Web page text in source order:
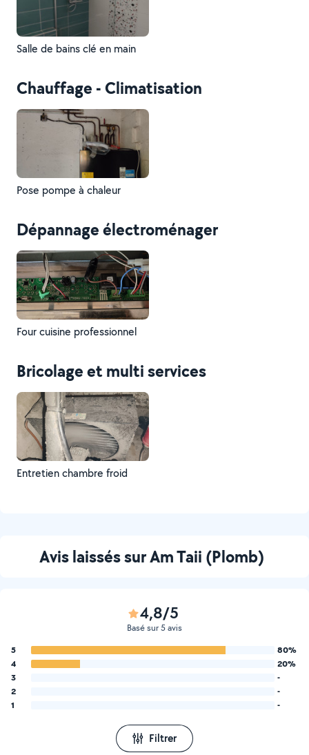
Salle de bains clé en main
Chauffage - Climatisation
Pose pompe à chaleur
Dépannage électroménager
Four cuisine professionnel
Bricolage et multi services
Entretien chambre froid
Avis laissés sur Am Taii (Plomb)
4,8/5
Basé sur 5 avis
5
80%
4
20%
3
-
2
-
1
-
Filtrer